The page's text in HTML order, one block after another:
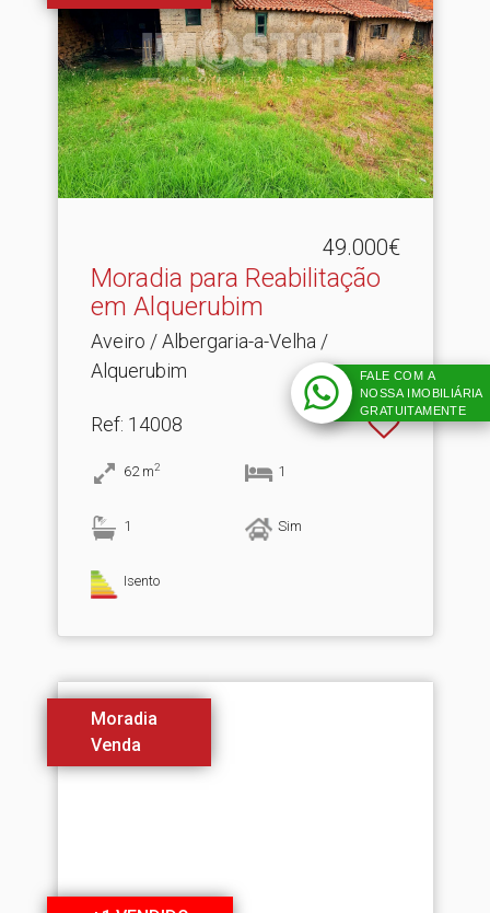
49.000€
Moradia para Reabilitação
em Alquerubim
Aveiro / Albergaria-a-Velha /
Alquerubim
Ref: 14008
62 m2 1
1 Sim
Isento
Moradia
Venda
FALE COM A
NOSSA IMOBILIÁRIA
GRATUITAMENTE